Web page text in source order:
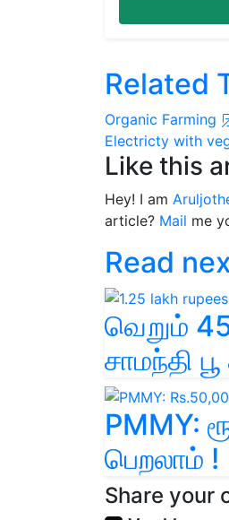
Related
Organic Farming
Electricty with
Like this
Hey! I am
article? Mail me
Read
வெறும்
சாமந்தி பூ
PMMY:
பெறலாம் !
Share your